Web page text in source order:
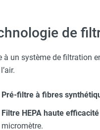
/ huile
fixe avec brûleur
suspendu
au gaz
gaz
fioul
de
à un système de filtration
Pré-filtre à fibres
Filtre HEPA haute
micromètre.